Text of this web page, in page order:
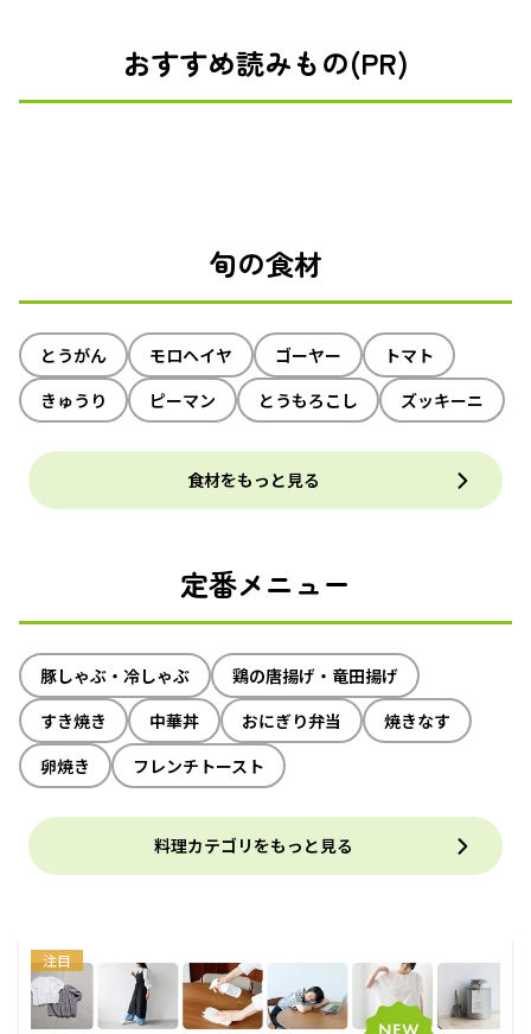
おすすめ読みもの(PR)
旬の食材
とうがん モロヘイヤ ゴーヤー
トマト
きゅうり
ピーマン とうもろこし ズッキーニ
食材をもっと見る
定番メニュー
豚しゃぶ・冷しゃぶ
鶏の唐揚げ・竜田揚げ
すき焼き
中華丼 おにぎり弁当
焼きなす
卵焼き
フレンチトースト
料理カテゴリをもっと見る
注目